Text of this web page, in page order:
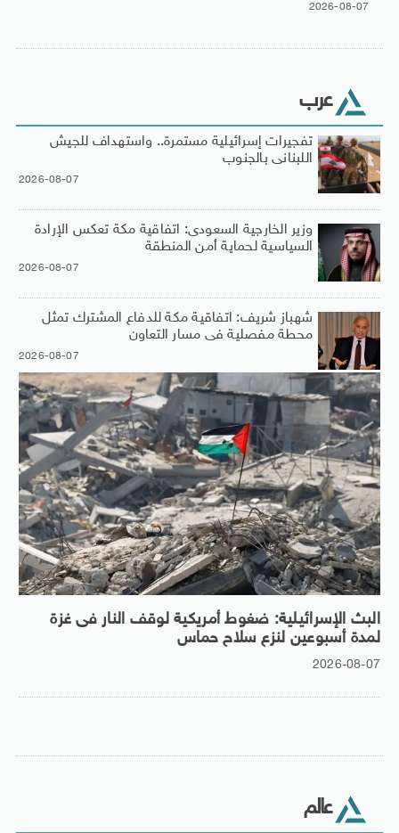
2026-08-07
عرب
تفجيرات إسرائيلية مستمرة.. واستهداف للجيش
اللبنانى بالجنوب
2026-08-07
وزير الخارجية السعودى: اتفاقية مكة تعكس الإرادة
السياسية لحماية أمن المنطقة
2026-08-07
شهباز شريف: اتفاقية مكة للدفاع المشترك تمثل
محطة مفصلية فى مسار التعاون
2026-08-07
البث الإسرائيلية: ضغوط أمريكية لوقف النار فى غزة
لمدة أسبوعين لنزع سلاح حماس
2026-08-07
عالم